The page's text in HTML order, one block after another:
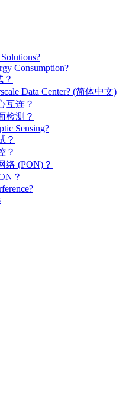
Consumption?
？
Data Center? (简体中文)
互连？
检测？
Sensing?
？
？
络 (PON)？
？